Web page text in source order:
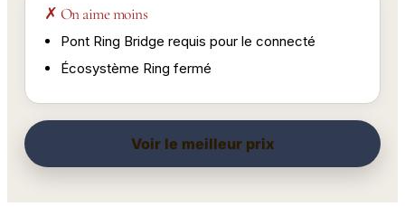
✗ On aime moins
Pont Ring Bridge requis pour le connecté
Écosystème Ring fermé
Voir le meilleur prix